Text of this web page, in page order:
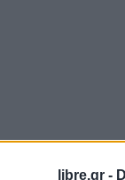
libre.gr -